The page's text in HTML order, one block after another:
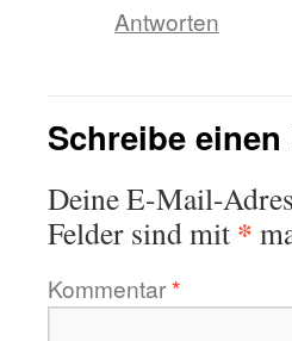
Antworten
Schreibe
Deine E-Mail-
Felder sind mit *
Kommentar*